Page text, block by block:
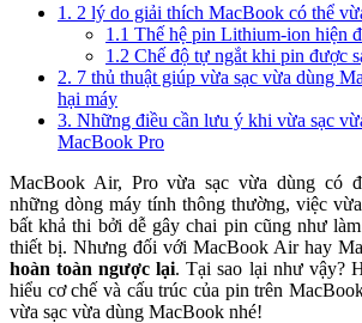
1. 2 lý do giải thích MacBook có thể
1.1 Thế hệ pin Lithium-ion hiện
1.2 Chế độ tự ngắt khi pin được
2. 7 thủ thuật giúp vừa sạc vừa dùng
hại máy
3. Những điều cần lưu ý khi vừa sạc
MacBook Pro
MacBook Air, Pro vừa sạc vừa dùng có
những dòng máy tính thông thường, việc
bất khả thi bởi dễ gây chai pin cũng như
thiết bị. Nhưng đối với MacBook Air hay
hoàn toàn ngược lại. Tại sao lại như vậy?
hiểu cơ chế và cấu trúc của pin trên
vừa sạc vừa dùng MacBook nhé!